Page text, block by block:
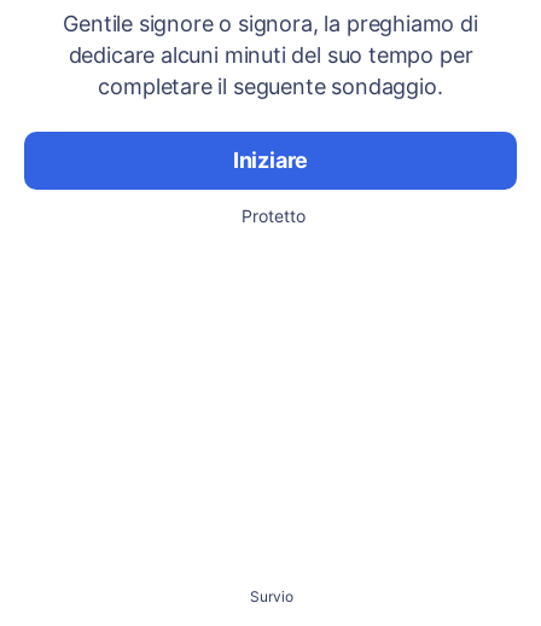
Gentile signore o signora, la preghiamo di
dedicare alcuni minuti del suo tempo per
completare il seguente sondaggio.
Iniziare
Protetto
Survio